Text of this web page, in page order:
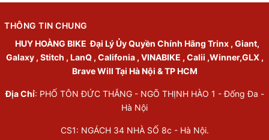
THÔNG TIN CHUNG
HUY HOÀNG BIKE Đại Lý Ủy Quyền Chính Hãng Trinx , Giant,
Galaxy , Stitch , LanQ , Califonia , VINABIKE , Calii ,Winner,GLX ,
Brave Will Tại Hà Nội & TP HCM
Địa Chỉ: PHỐ TÔN ĐỨC THẮNG - NGÕ THỊNH HÀO 1 - Đống Đa -
Hà Nội
CS1: NGÁCH 34 NHÀ SỐ 8c - Hà Nội.